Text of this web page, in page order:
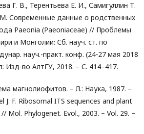
Г. В., Терентьева Е. И., Самигуллин Т.
Современные данные о родственных
Paeonia (Paeoniaceae) // Проблемы
и Монголии: Сб. науч. ст. по
науч.-практ. конф. (24-27 мая 2018
Изд-во АлтГУ, 2018. – С. 414–417.
магнолиофитов. – Л.: Наука, 1987. –
J. F. Ribosomal ITS sequences and plant
Mol. Phylogenet. Evol., 2003. – Vol. 29. –